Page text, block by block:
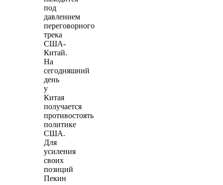
под
давлением
переговорного
трека
США-
Китай.
На
сегодняшний
день
у
Китая
получается
противостоять
политике
США.
Для
усиления
своих
позиций
Пекин